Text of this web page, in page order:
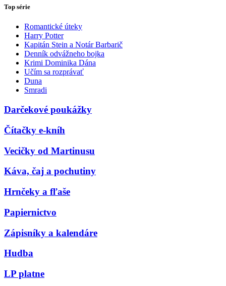
Top série
Romantické úteky
Harry Potter
Kapitán Stein a Notár Barbarič
Denník odvážneho bojka
Krimi Dominika Dána
Učím sa rozprávať
Duna
Smradi
Darčekové poukážky
Čítačky e-kníh
Vecičky od Martinusu
Káva, čaj a pochutiny
Hrnčeky a fľaše
Papiernictvo
Zápisníky a kalendáre
Hudba
LP platne